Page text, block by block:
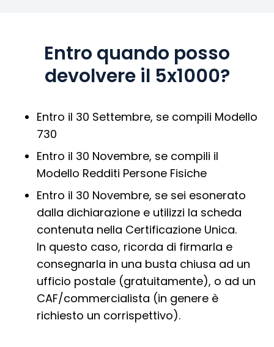
Entro quando posso
devolvere il 5x1000?
Entro il 30 Settembre, se compili Modello
730
Entro il 30 Novembre, se compili il
Modello Redditi Persone Fisiche
Entro il 30 Novembre, se sei esonerato
dalla dichiarazione e utilizzi la scheda
contenuta nella Certificazione Unica.
In questo caso, ricorda di firmarla e
consegnarla in una busta chiusa ad un
ufficio postale (gratuitamente), o ad un
CAF/commercialista (in genere è
richiesto un corrispettivo).